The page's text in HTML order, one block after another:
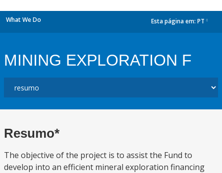
What We Do Esta página em: PT
MINING EXPLORATION F
Resumo*
The objective of the project is to assist the Fund to
develop into an efficient mineral exploration financing